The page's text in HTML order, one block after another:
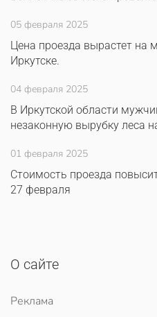
05 февраля 2025
Цена проезда вырастет на
Иркутске.
04 февраля 2025
В Иркутской области
незаконную вырубку леса
01 февраля 2025
Стоимость проезда
27 февраля
О сайте
Реклама